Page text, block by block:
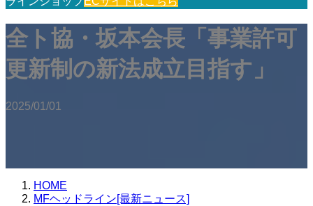
全ト協・坂本会長「事業許可
更新制の新法成立目指す」
2025/01/01
HOME
MFヘッドライン[最新ニュース]